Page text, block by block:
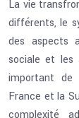
La vie
différents, le
des aspects
sociale et les
important de
France et la
complexité